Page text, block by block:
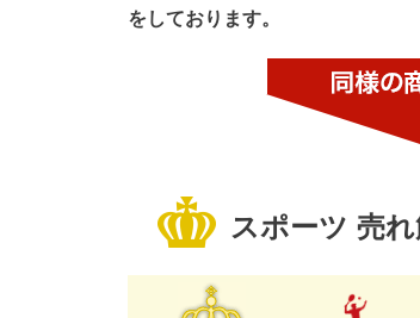
をしております。
スポーツ 売